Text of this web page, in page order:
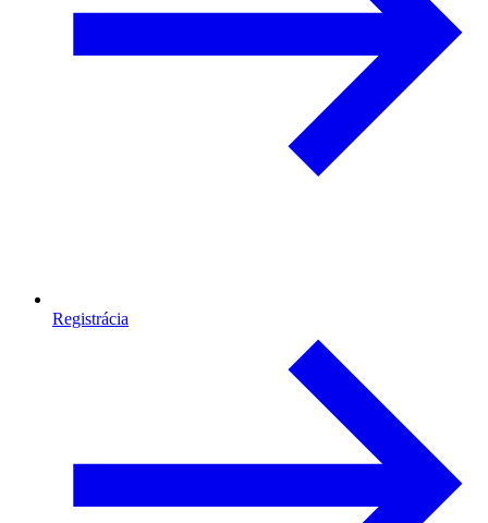
Registrácia